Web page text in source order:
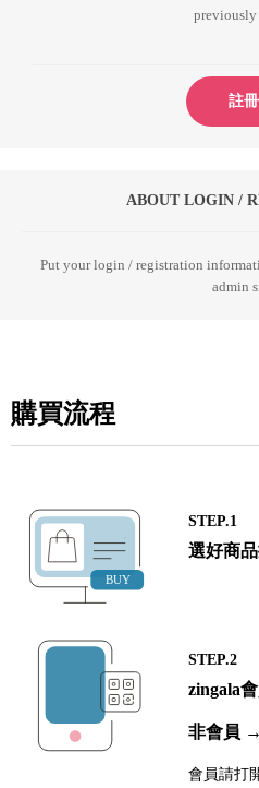
previously
註冊
ABOUT LOGIN /
Put your login / registration
admin
購買流程
STEP.1
選好商品
STEP.2
zingala
非會員
會員請打